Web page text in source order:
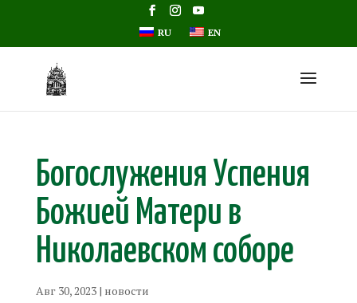
RU EN
Богослужения Успения
Божией Матери в
Николаевском соборе
Авг 30, 2023| новости